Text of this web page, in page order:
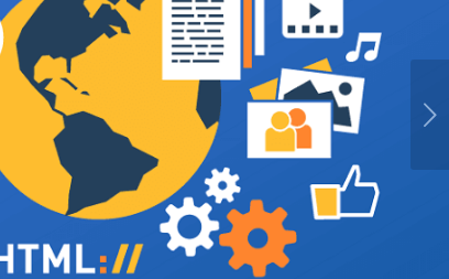
下一页